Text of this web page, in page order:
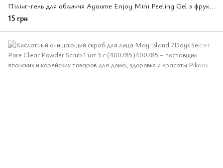
Пілінг-гель для обличчя Ayoume Enjoy Mini Peeling Gel з фруктовими кислотами 3 г (252211)
15 грн